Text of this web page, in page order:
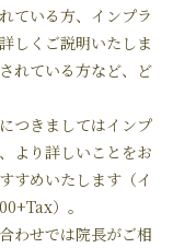
ている方、インプラ
しくご説明いたしま
れている方など、ど
つきましてはインプ
より詳しいことをお
すめいたします（イ
）。
わせでは院長がご相